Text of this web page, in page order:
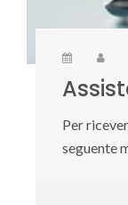
Per
seguente